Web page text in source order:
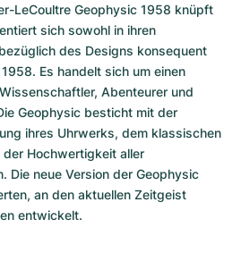
LeCoultre Geophysic 1958 knüpft
sich sowohl in ihren
des Designs konsequent
Es handelt sich um einen
Abenteurer und
Geophysic besticht mit der
ihres Uhrwerks, dem klassischen
Hochwertigkeit aller
Die neue Version der Geophysic
an den aktuellen Zeitgeist
entwickelt.